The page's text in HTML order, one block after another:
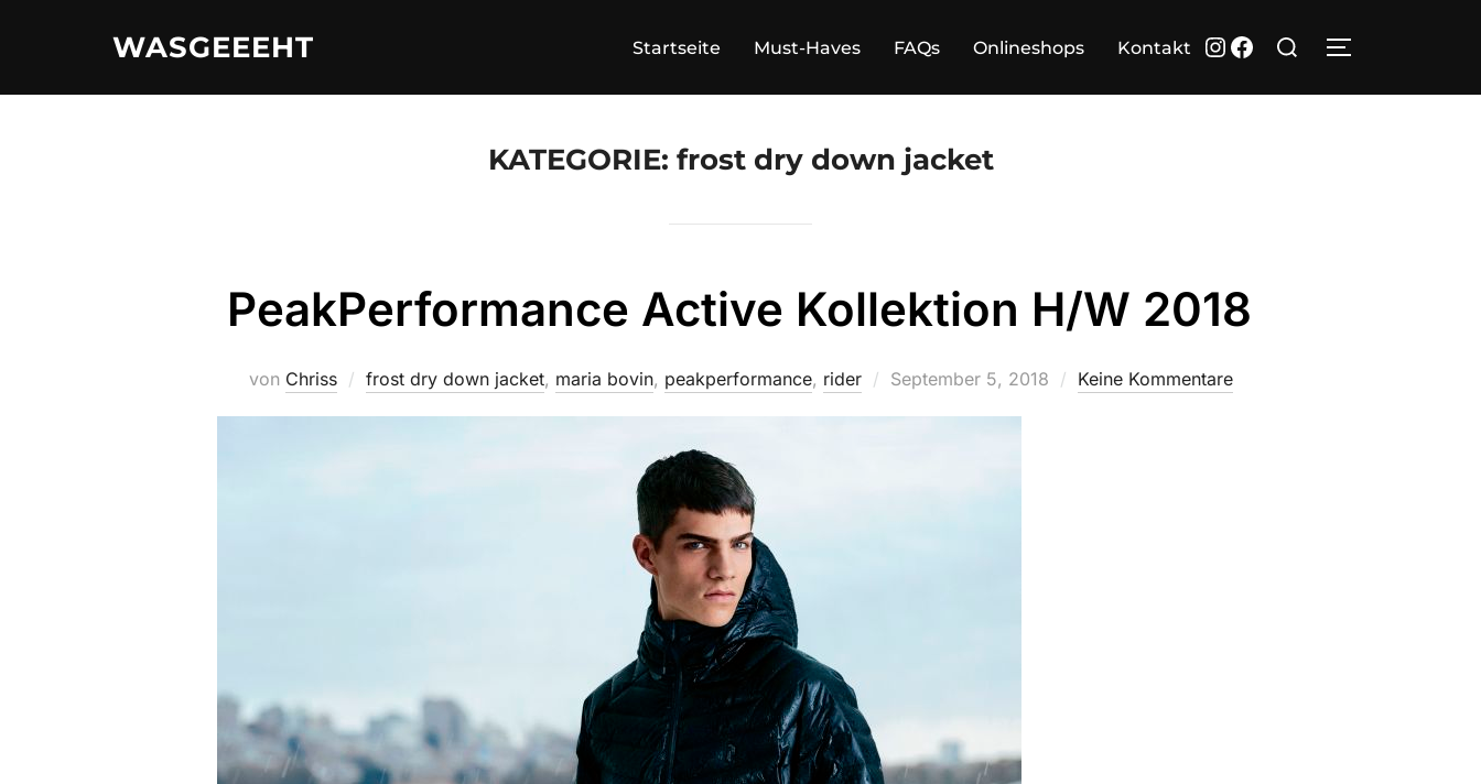
WASGEEEHT Startseite Must-Haves FAQs Onlineshops Kontakt Instagram
Facebook
Suchen
KATEGORIE: frost dry down jacket
PeakPerformance Active Kollektion H/W 2018
von Chriss frost dry down jacket, maria bovin, peakperformance, rider
Veröffentlicht
September 5, 2018 Keine Kommentare